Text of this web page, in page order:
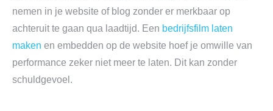
nemen in je website of blog zonder er merkbaar op
achteruit te gaan qua laadtijd. Een bedrijfsfilm laten
maken en embedden op de website hoef je omwille van
performance zeker niet meer te laten. Dit kan zonder
schuldgevoel.